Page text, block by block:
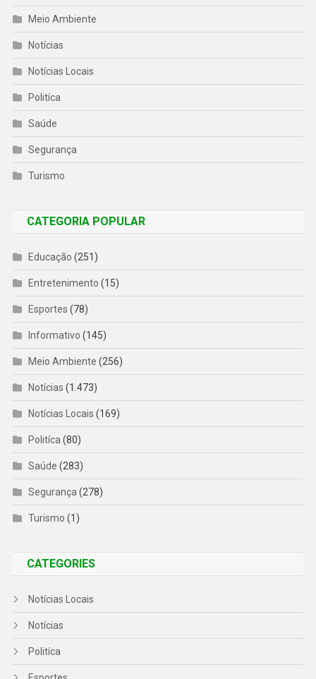
Meio Ambiente
Notícias
Notícias Locais
Politíca
Saúde
Segurança
Turismo
CATEGORIA POPULAR
Educação (251)
Entretenimento (15)
Esportes (78)
Informativo (145)
Meio Ambiente (256)
Notícias (1.473)
Notícias Locais (169)
Politíca(80)
Saúde (283)
Segurança(278)
Turismo (1)
CATEGORIES
Notícias Locais
Notícias
Politíca